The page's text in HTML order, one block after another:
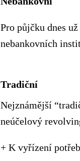
Pro půjčku dnes
nebankovních
Tradiční
Nejznámější
neúčelový
+ K vyřízení